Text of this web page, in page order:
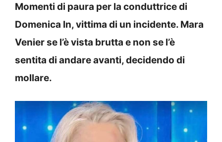
Momenti di paura per la conduttrice di
Domenica In, vittima di un incidente. Mara
Venier se l’è vista brutta e non se l’è
sentita di andare avanti, decidendo di
mollare.